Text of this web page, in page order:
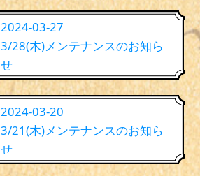
2024-03-27
3/28(木)メンテナンスのお知ら
せ
2024-03-20
3/21(木)メンテナンスのお知ら
せ